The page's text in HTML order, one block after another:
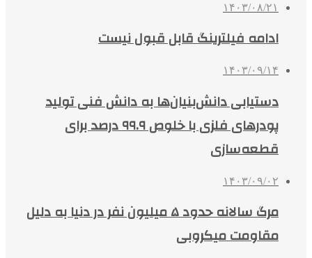
۱۴۰۳/۰۸/۲۱
ادامه فیلترینگ قابل قبول نیست
۱۴۰۳/۰۹/۱۴
دستیابی دانش‌بنیان‌ها به دانش فنی تولید
پودرهای فلزی با خلوص ۹۹.۹ درصد برای
قطعه‌سازی
۱۴۰۳/۰۹/۰۲
مرگ سالانه حدود ۵ میلیون نفر در دنیا به دلیل
مقاومت میکروبی